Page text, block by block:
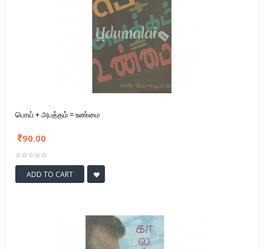
பொய் + அபத்தம் = உண்மை
90.00
ADD TO CART